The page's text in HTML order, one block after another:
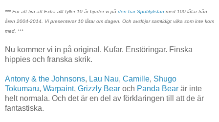
*** För att fira att Extra allt fyller 10 år bjuder vi på den här Spotifylistan med 100 låtar från
åren 2004-2014. Vi presenterar 10 låtar om dagen. Och avslöjar samtidigt vilka som inte kom
med. ***
Nu kommer vi in på original. Kufar. Enstöringar. Finska
hippies och franska skrik.
Antony & the Johnsons, Lau Nau, Camille, Shugo
Tokumaru, Warpaint, Grizzly Bear och Panda Bear är inte
helt normala. Och det är en del av förklaringen till att de är
fantastiska.